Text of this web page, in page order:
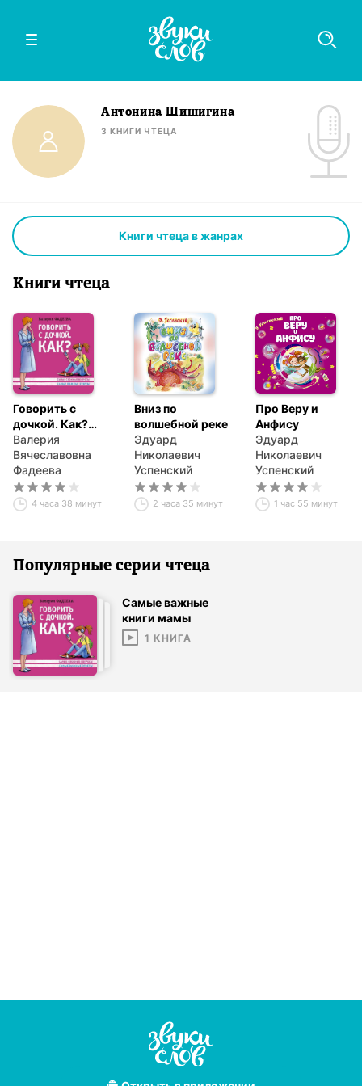
Антонина Шишигина
3 КНИГИ ЧТЕЦА
Книги чтеца в жанрах
Книги чтеца
Говорить с
дочкой. Как?
Самые сложные
вопросы. Самые
важные ответы
Валерия
Вячеславовна
Фадеева
4 часа 38 минут
Вниз по
волшебной реке
Эдуард
Николаевич
Успенский
2 часа 35 минут
Про Веру и
Анфису
Эдуард
Николаевич
Успенский
1 час 55 минут
Популярные серии чтеца
Самые важные
книги мамы
1 КНИГА